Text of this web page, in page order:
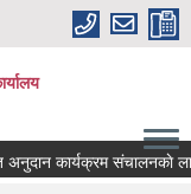
कार्यक्रम संचालनकाे